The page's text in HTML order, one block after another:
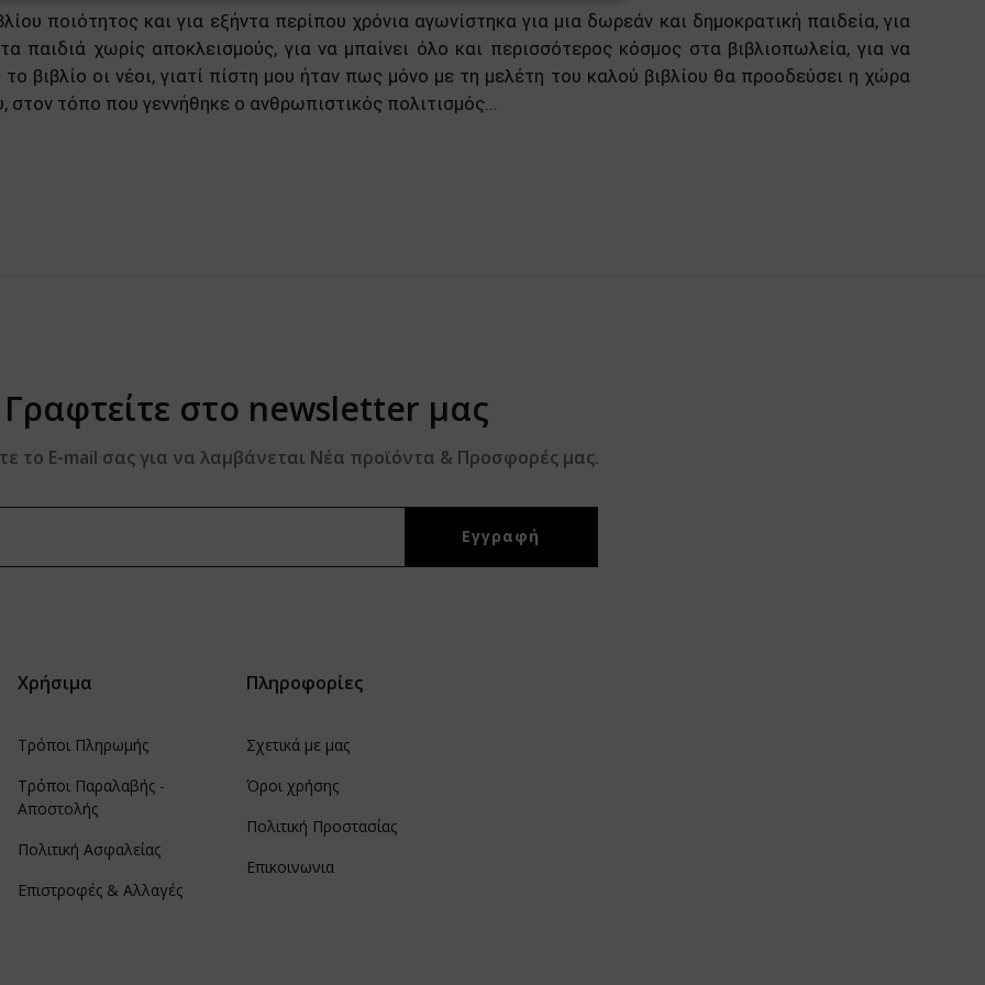
ποιότητος και για εξήντα περίπου χρόνια αγωνίστηκα για μια δωρεάν και δημοκρατική παιδεία, για
παιδιά χωρίς αποκλεισμούς, για να μπαίνει όλο και περισσότερος κόσμος στα βιβλιοπωλεία, για να
βιβλίο οι νέοι, γιατί πίστη μου ήταν πως μόνο με τη μελέτη του καλού βιβλίου θα προοδεύσει η χώρα
στον τόπο που γεννήθηκε ο ανθρωπιστικός πολιτισμός...
Γραφτείτε στο newsletter μας
το E-mail σας για να λαμβάνεται Νέα προϊόντα & Προσφορές μας.
Χρήσιμα
Τρόποι Πληρωμής
Τρόποι Παραλαβής -
Αποστολής
Πολιτική Ασφαλείας
Επιστροφές & Αλλαγές
Πληροφορίες
Σχετικά με μας
Όροι χρήσης
Πολιτική Προστασίας
Επικοινωνια